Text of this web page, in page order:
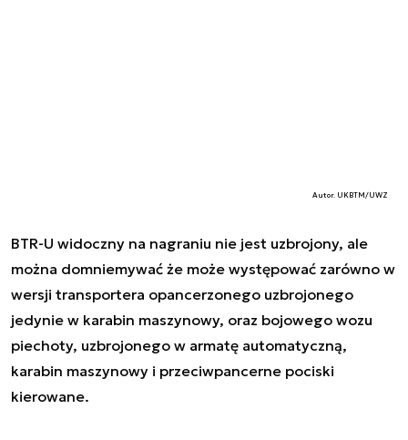
Autor. UKBTM/UWZ
BTR-U widoczny na nagraniu nie jest uzbrojony, ale
można domniemywać że może występować zarówno w
wersji transportera opancerzonego uzbrojonego
jedynie w karabin maszynowy, oraz bojowego wozu
piechoty, uzbrojonego w armatę automatyczną,
karabin maszynowy i przeciwpancerne pociski
kierowane.